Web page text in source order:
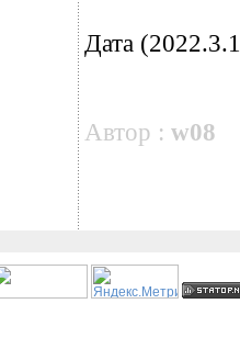
Дата
Автор : w08